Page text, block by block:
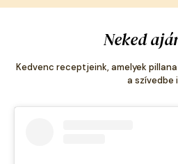
Neked
Kedvenc receptjeink, amelyek
a szívedbe